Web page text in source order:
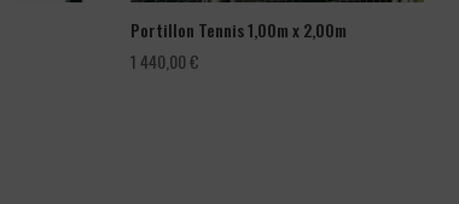
Portillon Tennis 1,00m x 2,00m
1 440,00€